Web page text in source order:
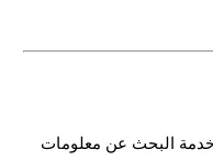
البحث عن معلومات